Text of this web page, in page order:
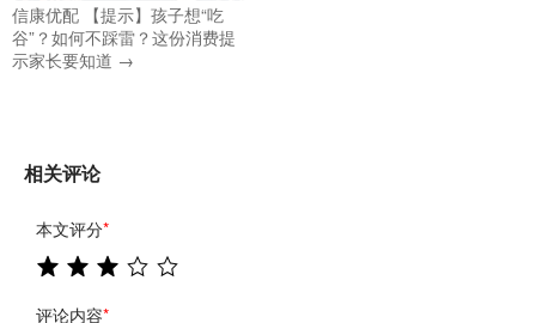
信康优配 【提示】孩子想“吃
谷”？如何不踩雷？这份消费提
示家长要知道 →
相关评论
本文评分*
评论内容*